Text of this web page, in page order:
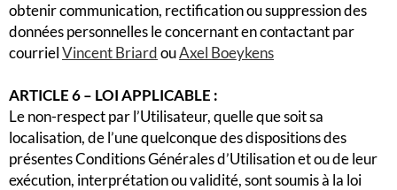
obtenir communication, rectification ou suppression des
données personnelles le concernant en contactant par
courrielVincent BriardouAxel Boeykens
ARTICLE 6 – LOI APPLICABLE :
Le non-respect par l’Utilisateur, quelle que soit sa
localisation, de l’une quelconque des dispositions des
présentes Conditions Générales d’Utilisation et ou de leur
exécution, interprétation ou validité, sont soumis à la loi